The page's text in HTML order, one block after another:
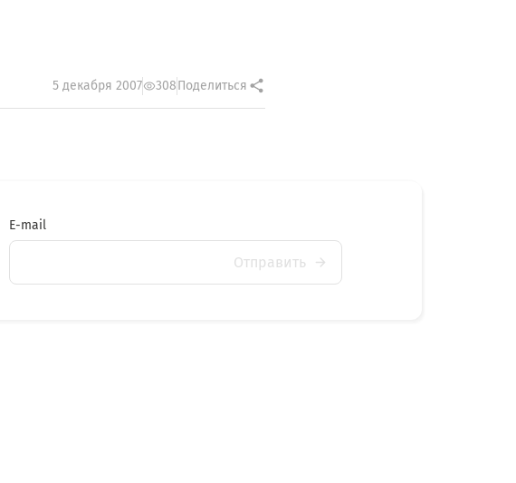
5 декабря 2007 308Поделиться
E-mail
Отправить